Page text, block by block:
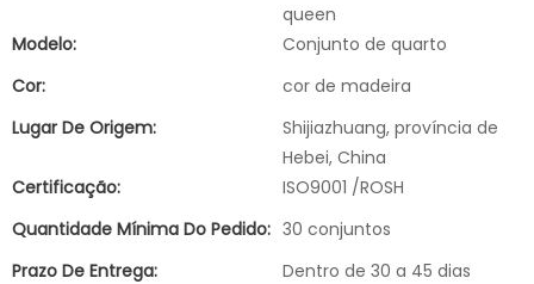
queen
Modelo:
Conjunto de quarto
Cor:
cor de madeira
Lugar De Origem:
Shijiazhuang, província de
Hebei, China
Certificação:
ISO9001 /ROSH
Quantidade Mínima Do Pedido: 30 conjuntos
Prazo De Entrega:
Dentro de 30 a 45 dias